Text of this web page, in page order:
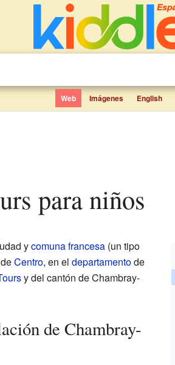
Web Imágenes English
para niños
ycomuna francesa(un tipo
Centro, en el departamentode
y del cantón de Chambray-
de Chambray-